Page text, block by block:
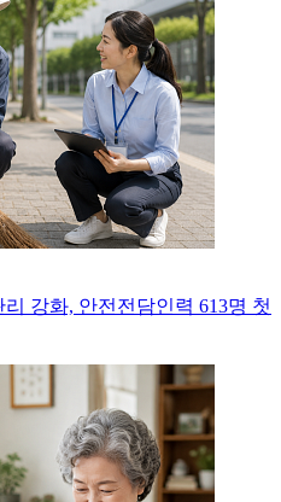
강화, 안전전담인력 613명 첫